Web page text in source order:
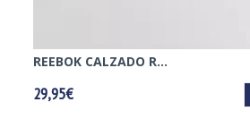
REEBOK CALZADO R...
29,95€